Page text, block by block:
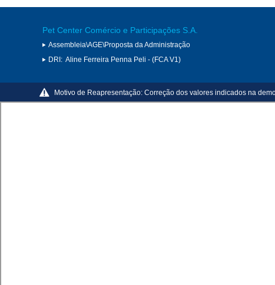
Pet Center Comércio e Participações S.A.
Assembleia\AGE\Proposta da Administração
DRI: Aline Ferreira Penna Peli - (FCA V1)
Motivo de Reapresentação: Correção dos valores indicados na